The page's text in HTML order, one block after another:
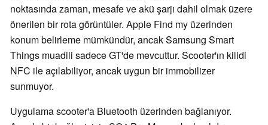
noktasında zaman, mesafe ve akü şarjı dahil olmak üzere
önerilen bir rota görüntüler. Apple Find my üzerinden
konum belirleme mümkündür, ancak Samsung Smart
Things muadili sadece GT'de mevcuttur. Scooter'ın kilidi
NFC ile açılabiliyor, ancak uygun bir immobilizer
sunmuyor.
Uygulama scooter'a Bluetooth üzerinden bağlanıyor.